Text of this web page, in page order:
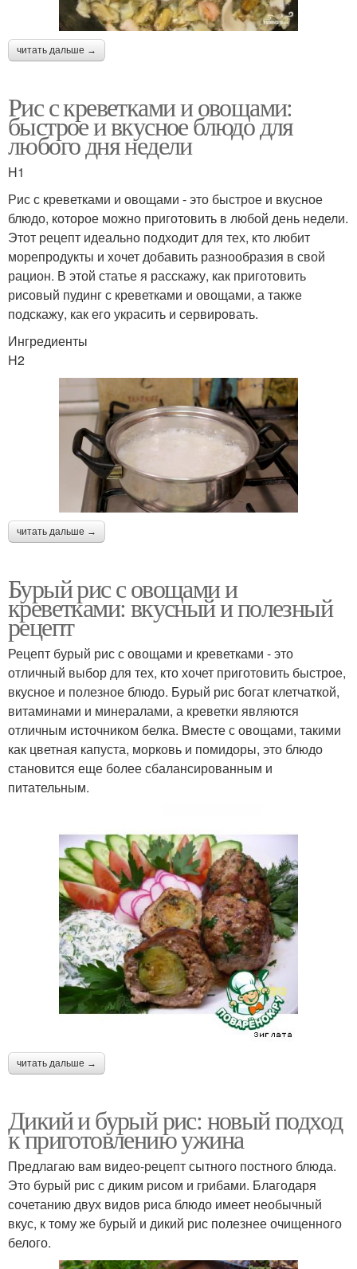
читать дальше →
Рис с креветками и овощами:
быстрое и вкусное блюдо для
любого дня недели
H1
Рис с креветками и овощами - это быстрое и вкусное
блюдо, которое можно приготовить в любой день недели.
Этот рецепт идеально подходит для тех, кто любит
морепродукты и хочет добавить разнообразия в свой
рацион. В этой статье я расскажу, как приготовить
рисовый пудинг с креветками и овощами, а также
подскажу, как его украсить и сервировать.
Ингредиенты
H2
читать дальше →
Бурый рис с овощами и
креветками: вкусный и полезный
рецепт
Рецепт бурый рис с овощами и креветками - это
отличный выбор для тех, кто хочет приготовить быстрое,
вкусное и полезное блюдо. Бурый рис богат клетчаткой,
витаминами и минералами, а креветки являются
отличным источником белка. Вместе с овощами, такими
как цветная капуста, морковь и помидоры, это блюдо
становится еще более сбалансированным и
питательным.
читать дальше →
Дикий и бурый рис: новый подход
к приготовлению ужина
Предлагаю вам видео-рецепт сытного постного блюда.
Это бурый рис с диким рисом и грибами. Благодаря
сочетанию двух видов риса блюдо имеет необычный
вкус, к тому же бурый и дикий рис полезнее очищенного
белого.